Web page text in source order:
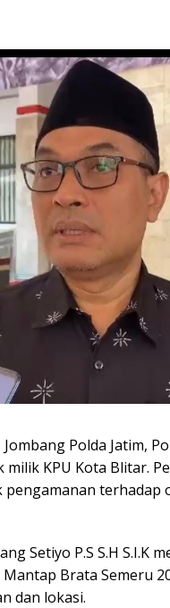
Jombang Polda Jatim,
KPU Kota Blitar.
terhadap
Setiyo P.S S.H S.I.K
Brata Semeru
dan lokasi.